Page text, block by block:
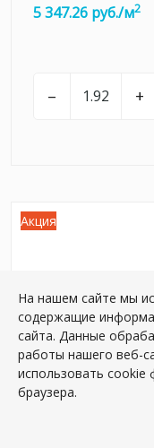
5 347.26 руб./м2
– +
Акция
SG850190R/
На нашем сайте мы
содержащие
сайта. Данные
работы нашего веб-
использовать cookie
браузера.